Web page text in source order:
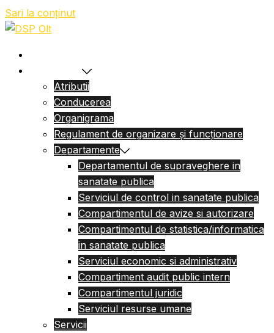
Sari la conținut
Atributii
Conducerea
Organigrama
Regulament de organizare și funcționare
Departamente
Departamentul de supraveghere in
sanatate publica
Serviciul de control in sanatate publica
Compartimentul de avize si autorizare
Compartimentul de statistica/informatica
in sanatate publica
Serviciul economic si administrativ
Compartiment audit public intern
Compartimentul juridic
Serviciul resurse umane
Servicii